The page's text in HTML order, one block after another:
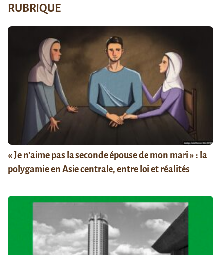
RUBRIQUE
« Je n’aime pas la seconde épouse de mon mari » : la
polygamie en Asie centrale, entre loi et réalités